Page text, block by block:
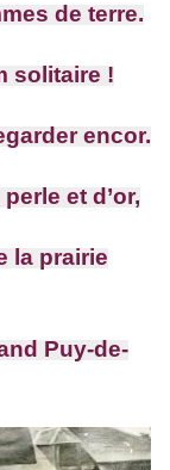
de terre.
solitaire !
encor.
et d’or,
la prairie
Puy-de-